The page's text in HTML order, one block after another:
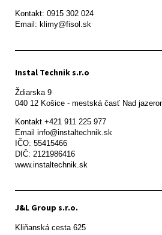
Kontakt: 0915 302 024
Email: klimy@fisol.sk
Instal Technik s.r.o
Ždiarska 9
Kontakt +421 911 225 977
Email info@instaltechnik.sk
IČO: 55415466
DIČ: 2121986416
www.instaltechnik.sk
J&L Group s.r.o.
Kliňanská cesta 625